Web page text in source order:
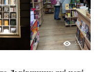
553